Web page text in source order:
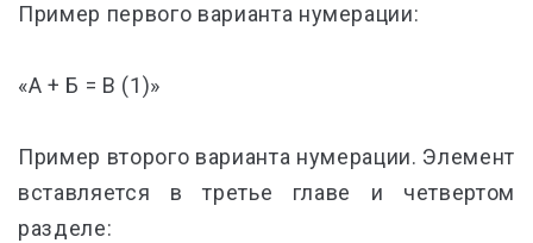
Пример первого варианта нумерации:
«А + Б = В (1)»
Пример второго варианта нумерации. Элемент
вставляется в третье главе и четвертом
разделе: